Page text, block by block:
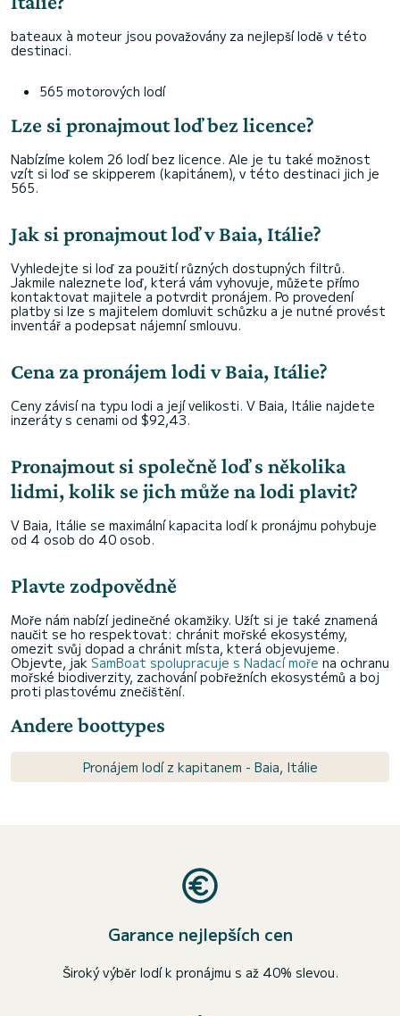
bateaux à moteur jsou považovány za nejlepší lodě v této
destinaci.
565 motorových lodí
Lze si pronajmout loď bez licence?
Nabízíme kolem 26 lodí bez licence. Ale je tu také možnost
vzít si loď se skipperem (kapitánem), v této destinaci jich je
565.
Jak si pronajmout loď v Baia, Itálie?
Vyhledejte si loď za použití různých dostupných filtrů.
Jakmile naleznete loď, která vám vyhovuje, můžete přímo
kontaktovat majitele a potvrdit pronájem. Po provedení
platby si lze s majitelem domluvit schůzku a je nutné provést
inventář a podepsat nájemní smlouvu.
Cena za pronájem lodi v Baia, Itálie?
Ceny závisí na typu lodi a její velikosti. V Baia, Itálie najdete
inzeráty s cenami od $92,43.
Pronajmout si společně loď s několika
lidmi, kolik se jich může na lodi plavit?
V Baia, Itálie se maximální kapacita lodí k pronájmu pohybuje
od 4 osob do 40 osob.
Plavte zodpovědně
Moře nám nabízí jedinečné okamžiky. Užít si je také znamená
naučit se ho respektovat: chránit mořské ekosystémy,
omezit svůj dopad a chránit místa, která objevujeme.
Objevte, jak SamBoat spolupracuje s Nadací moře na ochranu
mořské biodiverzity, zachování pobřežních ekosystémů a boj
proti plastovému znečištění.
Andere boottypes
Pronájem lodí z kapitanem - Baia, Itálie
Garance nejlepších cen
Široký výběr lodí k pronájmu s až 40% slevou.